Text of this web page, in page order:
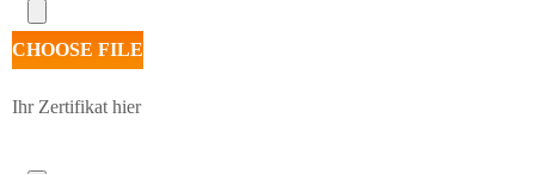
CHOOSE FILE
Ihr Zertifikat hier